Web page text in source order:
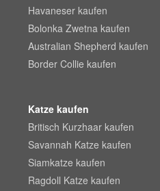
Havaneser kaufen
Bolonka Zwetna kaufen
Australian Shepherd kaufen
Border Collie kaufen
Katze kaufen
Britisch Kurzhaar kaufen
Savannah Katze kaufen
Siamkatze kaufen
Ragdoll Katze kaufen